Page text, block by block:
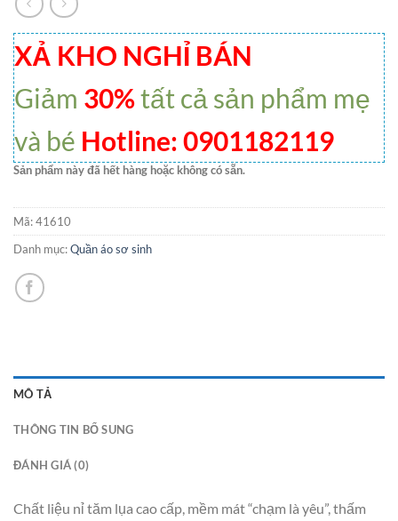
XẢ KHO NGHỈ BÁN
Giảm 30%tất cả sản phẩm mẹ
và bé Hotline: 0901182119
Sản phẩm này đã hết hàng hoặc không có sẵn.
Mã:41610
Danh mục:Quần áo sơ sinh
MÔ TẢ
THÔNG TIN BỔ SUNG
ĐÁNH GIÁ (0)
Chất liệu nỉ tăm lụa cao cấp, mềm mát “chạm là yêu”, thấm